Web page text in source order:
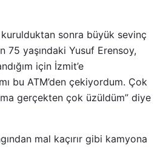
sonra büyük sevinç
75 yaşındaki Yusuf Erensoy,
için İzmit’e
bu ATM’den çekiyordum. Çok
gerçekten çok üzüldüm” diye
mal kaçırır gibi kamyona